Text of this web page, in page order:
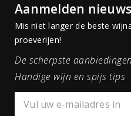
Aanmelden
Mis niet langer de beste
proeverijen!
De scherpste aanbiedingen
Handige wijn en spijs tips